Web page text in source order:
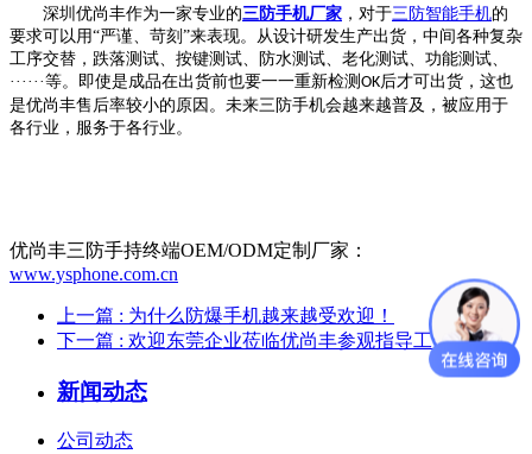
深圳优尚丰作为一家专业的三防手机厂家 ，对于三防智能手机的
要求可以用“严谨、苛刻”来表现。从设计研发生产出货，中间各种复杂
工序交替，跌落测试、按键测试、防水测试、老化测试、功能测试、
······等。即使是成品在出货前也要一一重新检测 OK后才可出货，这也
是优尚丰售后率较小的原因。未来三防手机会越来越普及，被应用于
各行业，服务于各行业。
优尚丰三防手持终端OEM/ODM定制厂家：
www.ysphone.com.cn
上一篇 : 为什么防爆手机越来越受欢迎！
下一篇 : 欢迎东莞企业莅临优尚丰参观指导工作
新闻动态
公司动态